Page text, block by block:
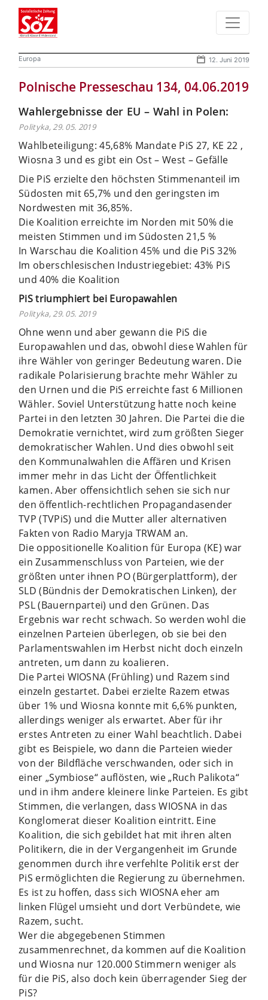
Europa 12. Juni 2019
Polnische Presseschau 134, 04.06.2019
Wahlergebnisse der EU – Wahl in Polen:
Polityka, 29. 05. 2019
Wahlbeteiligung: 45,68% Mandate PiS 27, KE 22 ,
Wiosna 3 und es gibt ein Ost – West – Gefälle
Die PiS erzielte den höchsten Stimmenanteil im
Südosten mit 65,7% und den geringsten im
Nordwesten mit 36,85%.
Die Koalition erreichte im Norden mit 50% die
meisten Stimmen und im Südosten 21,5 %
In Warschau die Koalition 45% und die PiS 32%
Im oberschlesischen Industriegebiet: 43% PiS
und 40% die Koalition
PiS triumphiert bei Europawahlen
Polityka, 29. 05. 2019
Ohne wenn und aber gewann die PiS die
Europawahlen und das, obwohl diese Wahlen für
ihre Wähler von geringer Bedeutung waren. Die
radikale Polarisierung brachte mehr Wähler zu
den Urnen und die PiS erreichte fast 6 Millionen
Wähler. Soviel Unterstützung hatte noch keine
Partei in den letzten 30 Jahren. Die Partei die die
Demokratie vernichtet, wird zum größten Sieger
demokratischer Wahlen. Und dies obwohl seit
den Kommunalwahlen die Affären und Krisen
immer mehr in das Licht der Öffentlichkeit
kamen. Aber offensichtlich sehen sie sich nur
den öffentlich-rechtlichen Propagandasender
TVP (TVPiS) und die Mutter aller alternativen
Fakten von Radio Maryja TRWAM an.
Die oppositionelle Koalition für Europa (KE) war
ein Zusammenschluss von Parteien, wie der
größten unter ihnen PO (Bürgerplattform), der
SLD (Bündnis der Demokratischen Linken), der
PSL (Bauernpartei) und den Grünen. Das
Ergebnis war recht schwach. So werden wohl die
einzelnen Parteien überlegen, ob sie bei den
Parlamentswahlen im Herbst nicht doch einzeln
antreten, um dann zu koalieren.
Die Partei WIOSNA (Frühling) und Razem sind
einzeln gestartet. Dabei erzielte Razem etwas
über 1% und Wiosna konnte mit 6,6% punkten,
allerdings weniger als erwartet. Aber für ihr
erstes Antreten zu einer Wahl beachtlich. Dabei
gibt es Beispiele, wo dann die Parteien wieder
von der Bildfläche verschwanden, oder sich in
einer „Symbiose“ auflösten, wie „Ruch Palikota“
und in ihm andere kleinere linke Parteien. Es gibt
Stimmen, die verlangen, dass WIOSNA in das
Konglomerat dieser Koalition eintritt. Eine
Koalition, die sich gebildet hat mit ihren alten
Politikern, die in der Vergangenheit im Grunde
genommen durch ihre verfehlte Politik erst der
PiS ermöglichten die Regierung zu übernehmen.
Es ist zu hoffen, dass sich WIOSNA eher am
linken Flügel umsieht und dort Verbündete, wie
Razem, sucht.
Wer die abgegebenen Stimmen
zusammenrechnet, da kommen auf die Koalition
und Wiosna nur 120.000 Stimmern weniger als
für die PiS, also doch kein überragender Sieg der
PiS?